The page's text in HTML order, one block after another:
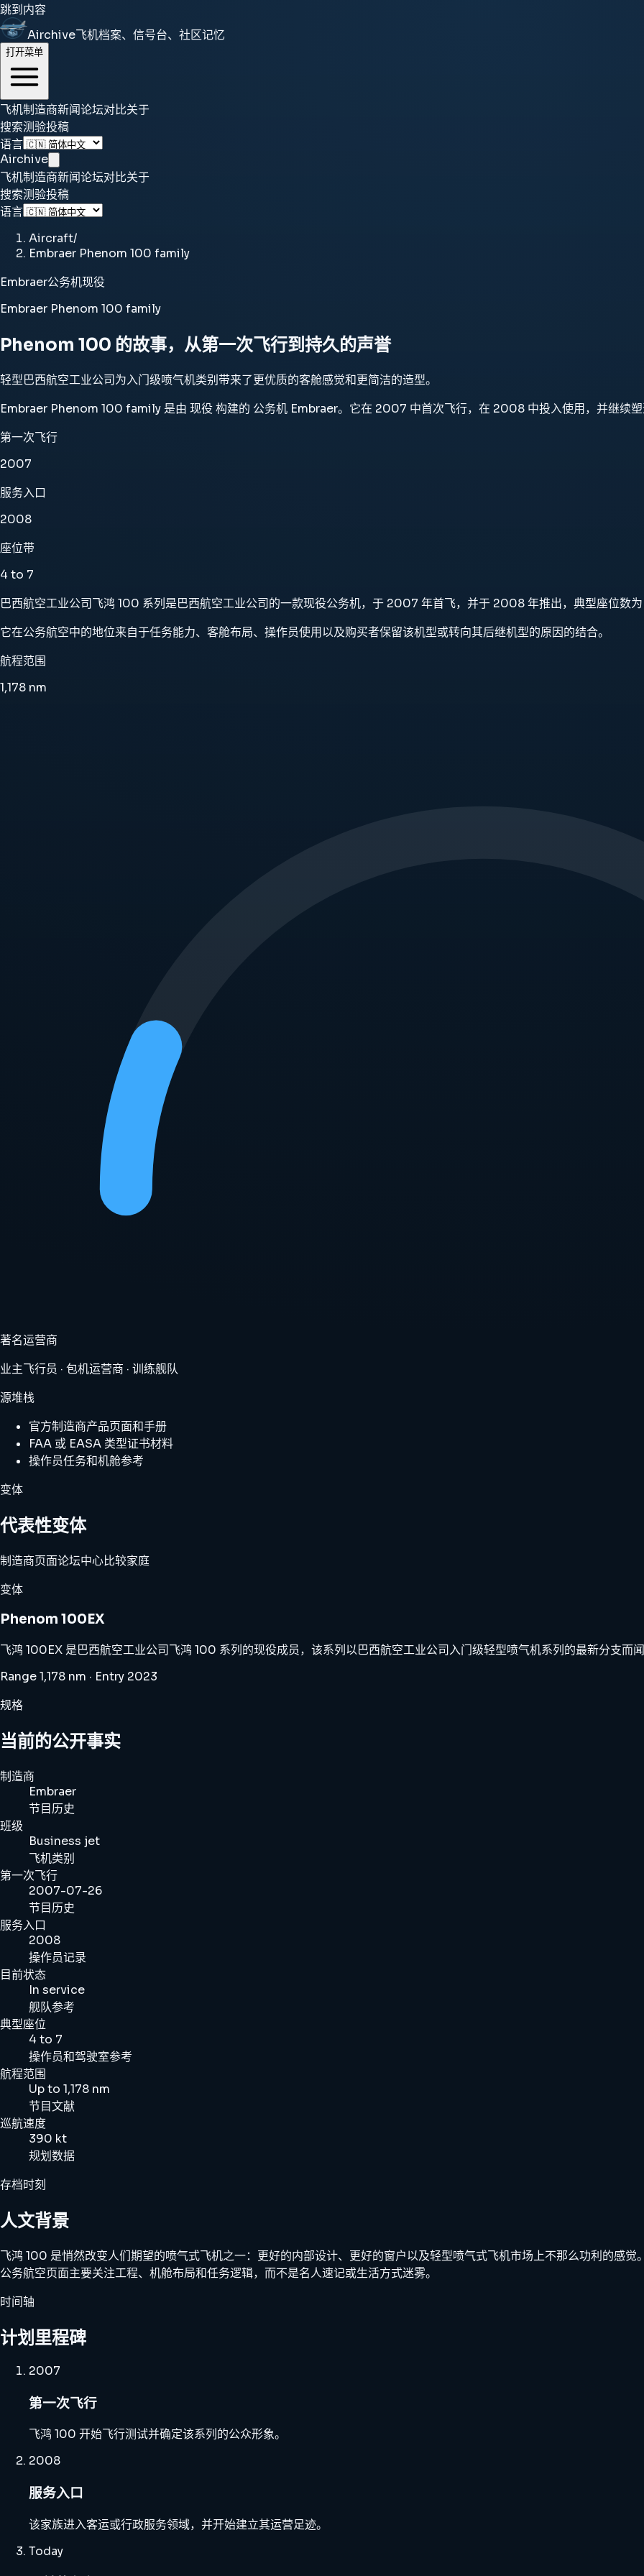
跳到内容
Airchive飞机档案、信号台、社区记忆
打开菜单
飞机制造商新闻论坛对比关于
搜索测验投稿
语言
Airchive
飞机制造商新闻论坛对比关于
搜索测验投稿
语言
Aircraft/
Embraer Phenom 100 family
Embraer公务机现役
Embraer Phenom 100 family
Phenom 100 的故事，从第一次飞行到持久的声誉
轻型巴西航空工业公司为入门级喷气机类别带来了更优质的客舱感觉和更简洁的造型。
Embraer Phenom 100 family 是由 现役 构建的 公务机 Embraer。它在 2007 中首次飞行，在 2008 中投入使用，并继续塑
第一次飞行
2007
服务入口
2008
座位带
4 to 7
巴西航空工业公司飞鸿 100 系列是巴西航空工业公司的一款现役公务机，于 2007 年首飞，并于 2008 年推出，典型座位数
它在公务航空中的地位来自于任务能力、客舱布局、操作员使用以及购买者保留该机型或转向其后继机型的原因的结合。
航程范围
1,178 nm
著名运营商
业主飞行员 · 包机运营商 · 训练舰队
源堆栈
官方制造商产品页面和手册
FAA 或 EASA 类型证书材料
操作员任务和机舱参考
变体
代表性变体
制造商页面论坛中心比较家庭
变体
Phenom 100EX
飞鸿 100EX 是巴西航空工业公司飞鸿 100 系列的现役成员，该系列以巴西航空工业公司入门级轻型喷气机系列的最新分支而
Range 1,178 nm · Entry 2023
规格
当前的公开事实
制造商
Embraer
节目历史
班级
Business jet
飞机类别
第一次飞行
2007-07-26
节目历史
服务入口
2008
操作员记录
目前状态
In service
舰队参考
典型座位
4 to 7
操作员和驾驶室参考
航程范围
Up to 1,178 nm
节目文献
巡航速度
390 kt
规划数据
存档时刻
人文背景
飞鸿 100 是悄然改变人们期望的喷气式飞机之一：更好的内部设计、更好的窗户以及轻型喷气式飞机市场上不那么功利的感觉
公务航空页面主要关注工程、机舱布局和任务逻辑，而不是名人速记或生活方式迷雾。
时间轴
计划里程碑
2007
第一次飞行
飞鸿 100 开始飞行测试并确定该系列的公众形象。
2008
服务入口
该家族进入客运或行政服务领域，并开始建立其运营足迹。
Today